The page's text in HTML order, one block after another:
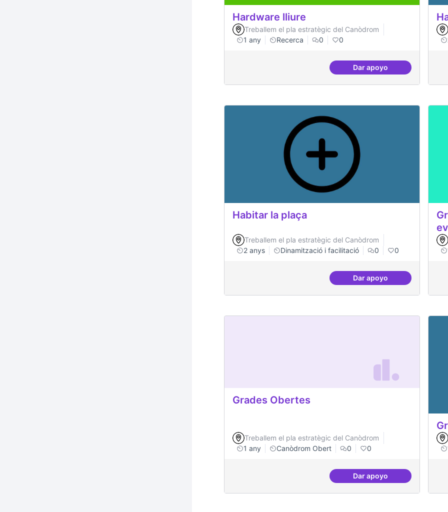
Hardware lliure
Treballem el pla estratègic del Canòdrom
1 any
Recerca 0 0
Dar apoyoHardware lliure
Habitar la plaça
Treballem el pla estratègic del Canòdrom
2 anys
Dinamització i facilitació 0 0
Dar apoyoHabitar la plaça
Grades Obertes
Treballem el pla estratègic del Canòdrom
1 any
Canòdrom Obert 0 0
Dar apoyoGrades Obertes